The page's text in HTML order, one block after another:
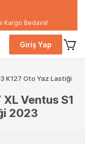
Kargo Bedava!
Giriş Yap
K127 Oto Yaz Lastiği
Ventus S1
2023